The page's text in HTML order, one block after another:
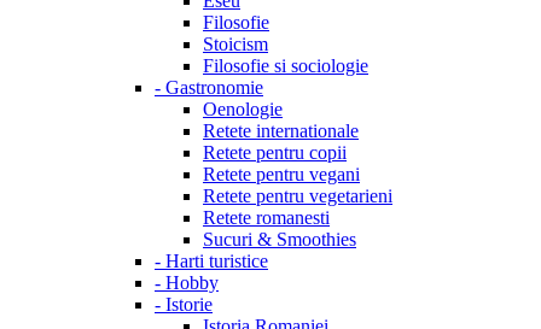
Filosofie
Stoicism
Filosofie si sociologie
- Gastronomie
Oenologie
Retete internationale
Retete pentru copii
Retete pentru vegani
Retete pentru vegetarieni
Retete romanesti
Sucuri & Smoothies
- Harti turistice
- Hobby
- Istorie